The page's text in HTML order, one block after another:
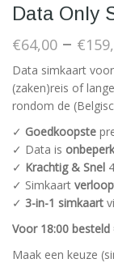
Data Only
€64,00 – €
Data simkaart
(zaken)reis of
rondom de
✓ Goedkoopste
✓ Data is
✓ Krachtig & Snel
✓ Simkaart
✓ 3-in-1 simkaart
Voor 18:00
Maak een keuze